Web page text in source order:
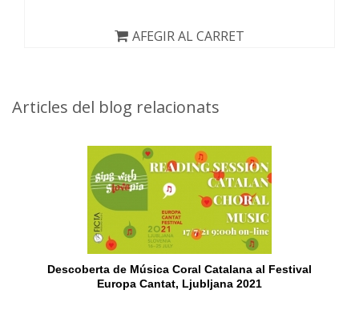
AFEGIR AL CARRET
Articles del blog relacionats
Descoberta de Música Coral Catalana al Festival
Europa Cantat, Ljubljana 2021